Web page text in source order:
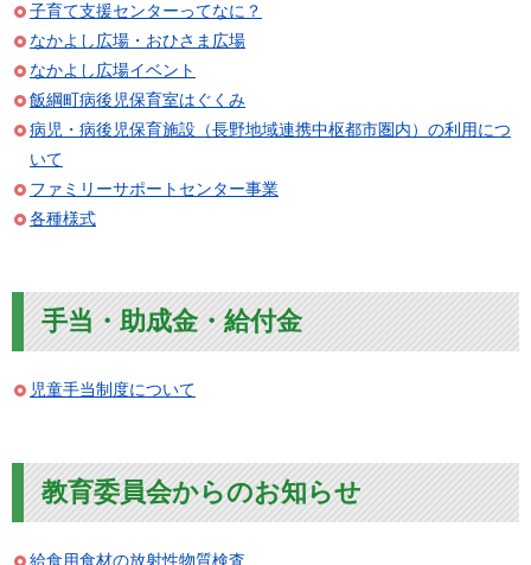
子育て支援センターってなに？
なかよし広場・おひさま広場
なかよし広場イベント
飯綱町病後児保育室はぐくみ
病児・病後児保育施設（長野地域連携中枢都市圏内）の利用につ
いて
ファミリーサポートセンター事業
各種様式
手当・助成金・給付金
児童手当制度について
教育委員会からのお知らせ
給食用食材の放射性物質検査